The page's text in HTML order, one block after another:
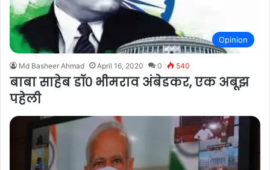
Opinion
Md Basheer Ahmad April 16, 2020 0 540
बाबा साहेब डॉ० भीमराव अंबेडकर, एक अबूझ
पहेली